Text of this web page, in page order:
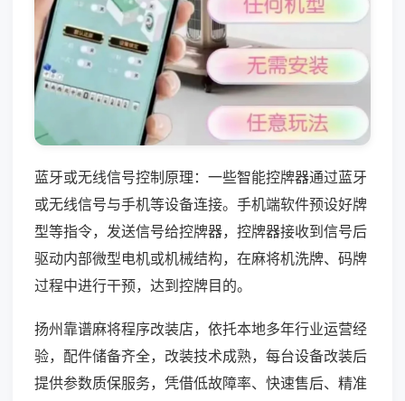
蓝牙或无线信号控制原理：一些智能控牌器通过蓝牙
或无线信号与手机等设备连接。手机端软件预设好牌
型等指令，发送信号给控牌器，控牌器接收到信号后
驱动内部微型电机或机械结构，在麻将机洗牌、码牌
过程中进行干预，达到控牌目的。
扬州靠谱麻将程序改装店，依托本地多年行业运营经
验，配件储备齐全，改装技术成熟，每台设备改装后
提供参数质保服务，凭借低故障率、快速售后、精准